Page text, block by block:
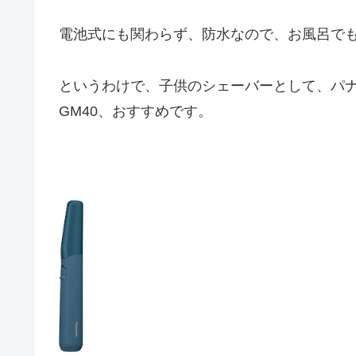
電池式にも関わらず、防水なので、お風呂で
というわけで、子供のシェーバーとして、パ
GM40、おすすめです。